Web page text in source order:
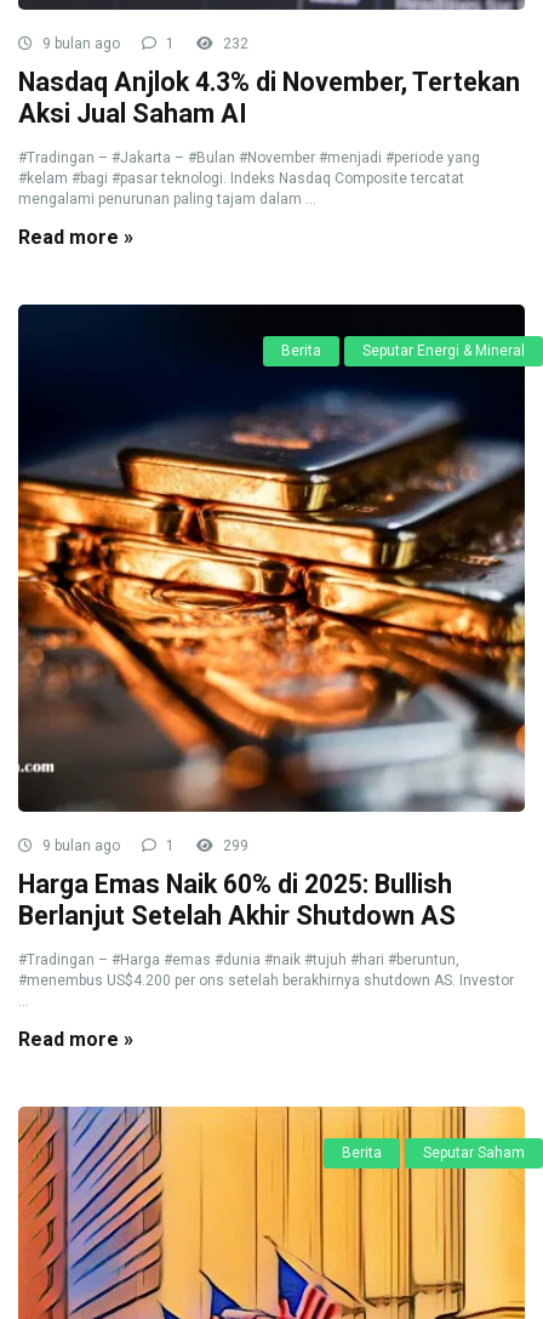
9 bulan ago 1 232
Nasdaq Anjlok 4.3% di November, Tertekan
Aksi Jual Saham AI
#Tradingan – #Jakarta – #Bulan #November #menjadi #periode yang
#kelam #bagi #pasar teknologi. Indeks Nasdaq Composite tercatat
mengalami penurunan paling tajam dalam ...
Read more »
Berita Seputar Energi & Mineral
9 bulan ago 1 299
Harga Emas Naik 60% di 2025: Bullish
Berlanjut Setelah Akhir Shutdown AS
#Tradingan – #Harga #emas #dunia #naik #tujuh #hari #beruntun,
#menembus US$4.200 per ons setelah berakhirnya shutdown AS. Investor
...
Read more »
Berita Seputar Saham